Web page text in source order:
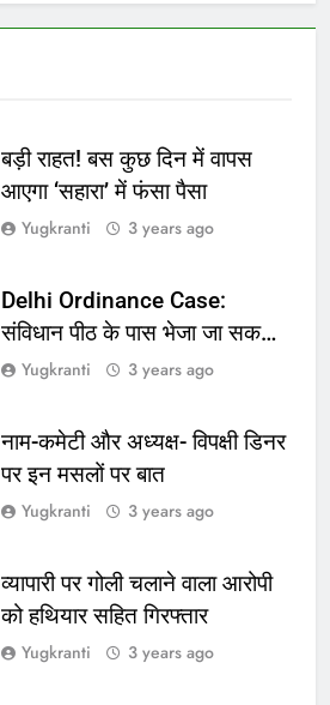
बड़ी राहत! बस कुछ दिन में वापस
आएगा ‘सहारा’ में फंसा पैसा
Yugkranti 3 years ago
Delhi Ordinance Case:
संविधान पीठ के पास भेजा जा सकता
है अध्यादेश का मामला
Yugkranti 3 years ago
नाम-कमेटी और अध्यक्ष- विपक्षी डिनर
पर इन मसलों पर बात
Yugkranti 3 years ago
व्यापारी पर गोली चलाने वाला आरोपी
को हथियार सहित गिरफ्तार
Yugkranti 3 years ago